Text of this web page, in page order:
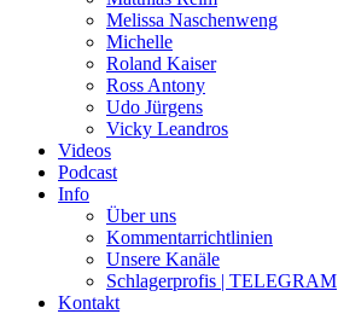
Melissa Naschenweng
Michelle
Roland Kaiser
Ross Antony
Udo Jürgens
Vicky Leandros
Videos
Podcast
Info
Über uns
Kommentarrichtlinien
Unsere Kanäle
Schlagerprofis | TELEGRAM
Kontakt